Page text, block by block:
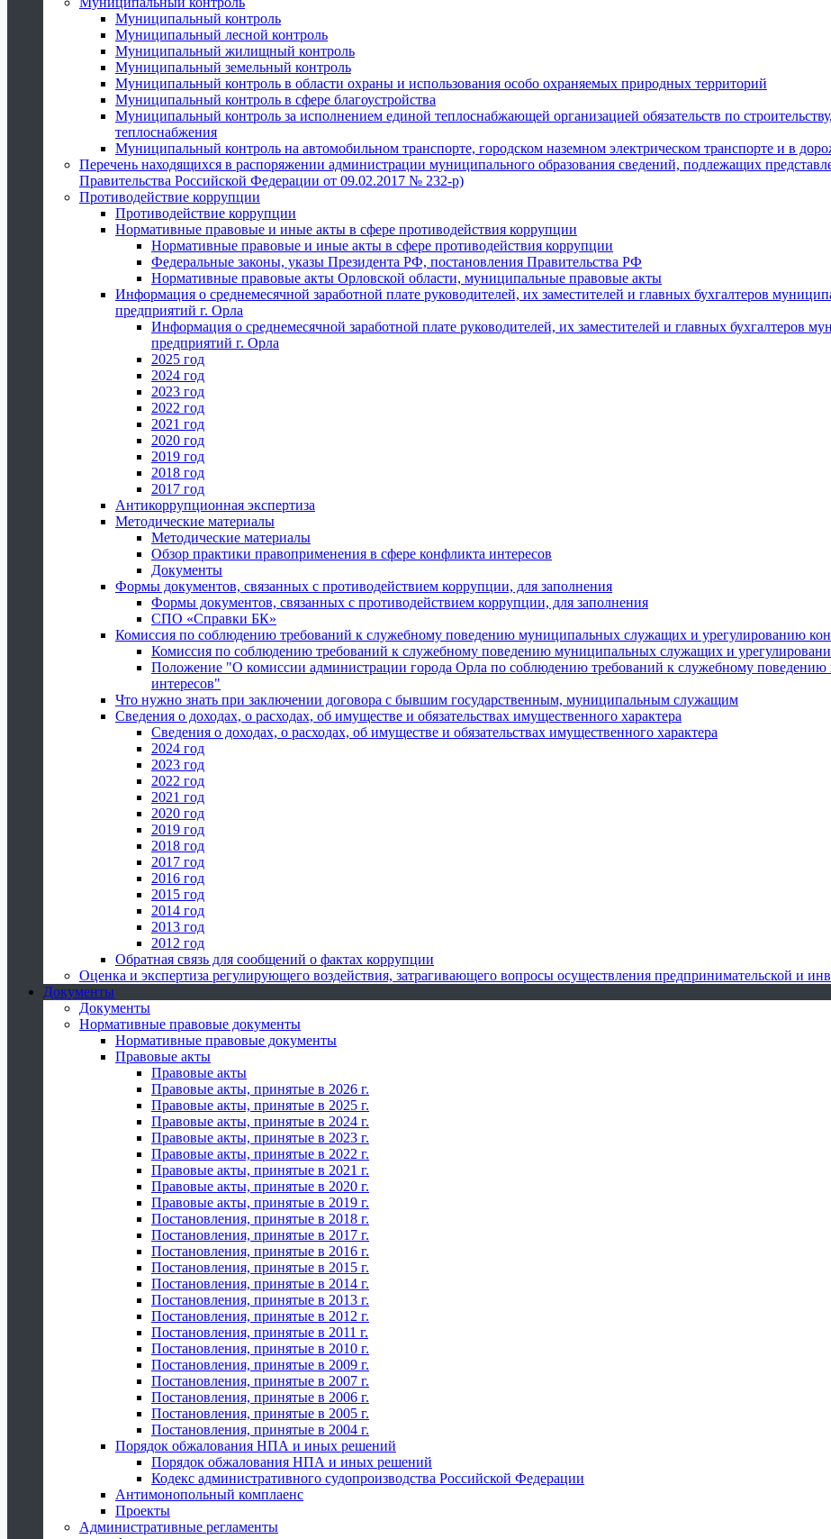
Муниципальный контроль
Муниципальный лесной контроль
Муниципальный жилищный контроль
Муниципальный земельный контроль
Муниципальный контроль в области охраны и использования особо охраняемых природных территорий
Муниципальный контроль в сфере благоустройства
Муниципальный контроль за исполнением единой теплоснабжающей организацией обязательств по
теплоснабжения
Муниципальный контроль на автомобильном транспорте, городском наземном электрическом транспорте и в
Перечень находящихся в распоряжении администрации муниципального образования сведений, подлежащих
Правительства Российской Федерации от 09.02.2017 № 232-р)
Противодействие коррупции
Противодействие коррупции
Нормативные правовые и иные акты в сфере противодействия коррупции
Нормативные правовые и иные акты в сфере противодействия коррупции
Федеральные законы, указы Президента РФ, постановления Правительства РФ
Нормативные правовые акты Орловской области, муниципальные правовые акты
Информация о среднемесячной заработной плате руководителей, их заместителей и главных бухгалтеров
предприятий г. Орла
Информация о среднемесячной заработной плате руководителей, их заместителей и главных
предприятий г. Орла
2025 год
2024 год
2023 год
2022 год
2021 год
2020 год
2019 год
2018 год
2017 год
Антикоррупционная экспертиза
Методические материалы
Методические материалы
Обзор практики правоприменения в сфере конфликта интересов
Документы
Формы документов, связанных с противодействием коррупции, для заполнения
Формы документов, связанных с противодействием коррупции, для заполнения
СПО «Справки БК»
Комиссия по соблюдению требований к служебному поведению муниципальных служащих и урегулированию
Комиссия по соблюдению требований к служебному поведению муниципальных служащих и
Положение "О комиссии администрации города Орла по соблюдению требований к служебному
интересов"
Что нужно знать при заключении договора с бывшим государственным, муниципальным служащим
Сведения о доходах, о расходах, об имуществе и обязательствах имущественного характера
Сведения о доходах, о расходах, об имуществе и обязательствах имущественного характера
2024 год
2023 год
2022 год
2021 год
2020 год
2019 год
2018 год
2017 год
2016 год
2015 год
2014 год
2013 год
2012 год
Обратная связь для сообщений о фактах коррупции
Оценка и экспертиза регулирующего воздействия, затрагивающего вопросы осуществления предпринимательской и
Документы
Документы
Нормативные правовые документы
Нормативные правовые документы
Правовые акты
Правовые акты
Правовые акты, принятые в 2026 г.
Правовые акты, принятые в 2025 г.
Правовые акты, принятые в 2024 г.
Правовые акты, принятые в 2023 г.
Правовые акты, принятые в 2022 г.
Правовые акты, принятые в 2021 г.
Правовые акты, принятые в 2020 г.
Правовые акты, принятые в 2019 г.
Постановления, принятые в 2018 г.
Постановления, принятые в 2017 г.
Постановления, принятые в 2016 г.
Постановления, принятые в 2015 г.
Постановления, принятые в 2014 г.
Постановления, принятые в 2013 г.
Постановления, принятые в 2012 г.
Постановления, принятые в 2011 г.
Постановления, принятые в 2010 г.
Постановления, принятые в 2009 г.
Постановления, принятые в 2007 г.
Постановления, принятые в 2006 г.
Постановления, принятые в 2005 г.
Постановления, принятые в 2004 г.
Порядок обжалования НПА и иных решений
Порядок обжалования НПА и иных решений
Кодекс административного судопроизводства Российской Федерации
Антимонопольный комплаенс
Проекты
Административные регламенты